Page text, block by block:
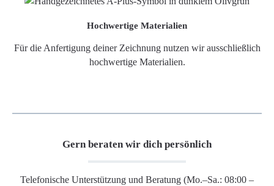
Hochwertige Materialien
Für die Anfertigung deiner Zeichnung nutzen wir ausschließlich
hochwertige Materialien.
Gern beraten wir dich persönlich
Telefonische Unterstützung und Beratung (Mo.–Sa.: 08:00 –